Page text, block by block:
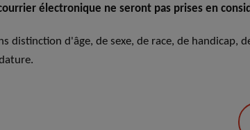
électronique ne seront pas prises en
distinction d'âge, de sexe, de race, de